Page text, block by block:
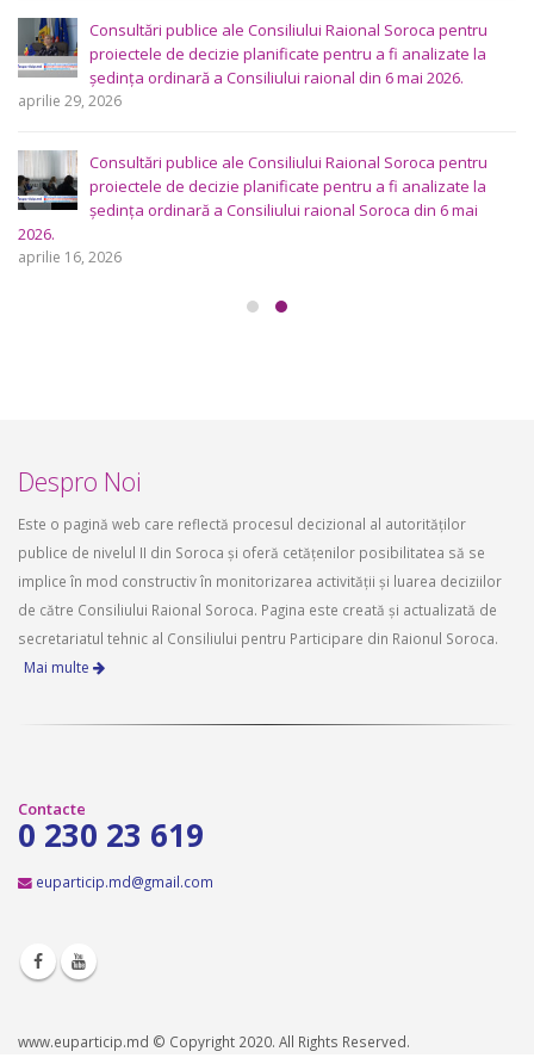
Consultări publice ale Consiliului Raional Soroca pentru
proiectele de decizie planificate pentru a fi analizate la
ședința ordinară a Consiliului raional din 6 mai 2026.
aprilie 29, 2026
Consultări publice ale Consiliului Raional Soroca pentru
proiectele de decizie planificate pentru a fi analizate la
ședința ordinară a Consiliului raional Soroca din 6 mai
2026.
aprilie 16, 2026
Despro Noi
Este o pagină web care reflectă procesul decizional al autorităților
publice de nivelul II din Soroca și oferă cetățenilor posibilitatea să se
implice în mod constructiv în monitorizarea activității și luarea deciziilor
de către Consiliului Raional Soroca. Pagina este creată și actualizată de
secretariatul tehnic al Consiliului pentru Participare din Raionul Soroca.
Mai multe
Contacte
0 230 23 619
euparticip.md@gmail.com
www.euparticip.md © Copyright 2020. All Rights Reserved.